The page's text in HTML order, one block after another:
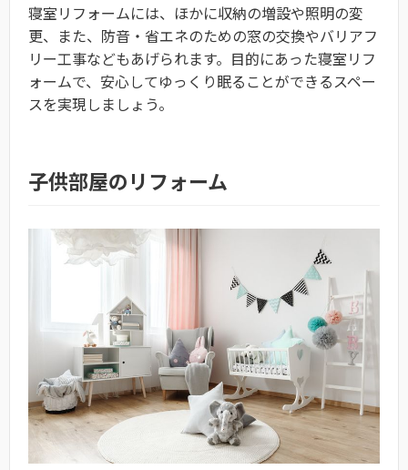
寝室リフォームには、ほかに収納の増設や照明の変
更、また、防音・省エネのための窓の交換やバリアフ
リー工事などもあげられます。目的にあった寝室リフ
ォームで、安心してゆっくり眠ることができるスペー
スを実現しましょう。
子供部屋のリフォーム